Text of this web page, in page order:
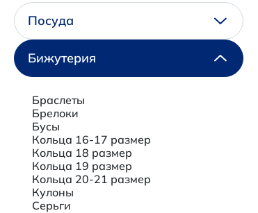
Посуда
Бижутерия
Браслеты
Брелоки
Бусы
Кольца 16-17 размер
Кольца 18 размер
Кольца 19 размер
Кольца 20-21 размер
Кулоны
Серьги